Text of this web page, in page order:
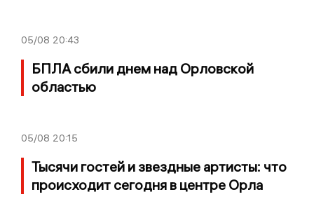
05/08 20:43
БПЛА сбили днем над Орловской
областью
05/08 20:15
Тысячи гостей и звездные артисты: что
происходит сегодня в центре Орла